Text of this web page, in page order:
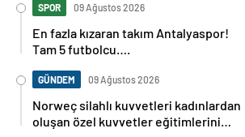
SPOR 09 Ağustos 2026
En fazla kızaran takım Antalyaspor!
Tam 5 futbolcu….
GÜNDEM 09 Ağustos 2026
Norweç silahlı kuvvetleri kadınlardan
oluşan özel kuvvetler eğitimlerini